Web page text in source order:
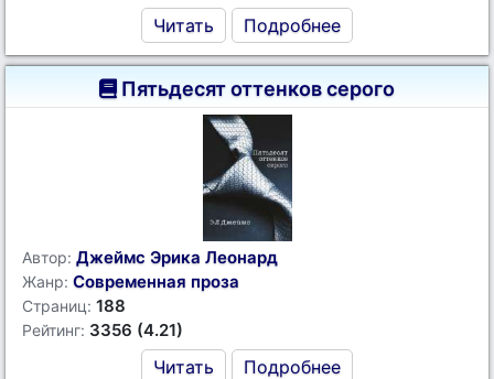
Читать Подробнее
Пятьдесят оттенков серого
Автор: Джеймс Эрика Леонард
Жанр: Современная проза
Страниц: 188
Рейтинг: 3356 (4.21)
Читать Подробнее